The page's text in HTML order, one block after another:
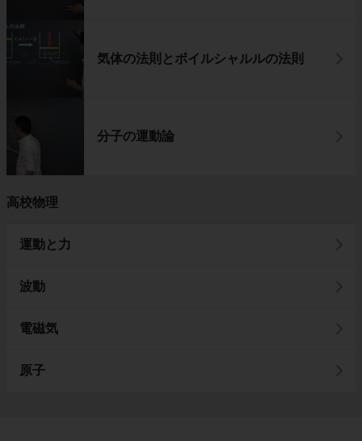
気体の法則とボイルシャルルの法則
分子の運動論
高校物理
運動と力
波動
電磁気
原子